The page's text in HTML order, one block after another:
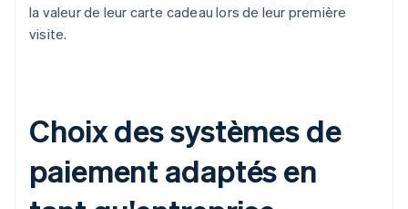
la valeur de leur carte cadeau lors de leur première
visite.
Choix des systèmes de
paiement adaptés en